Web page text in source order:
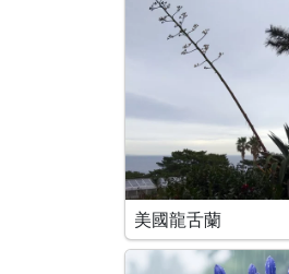
美國龍舌蘭